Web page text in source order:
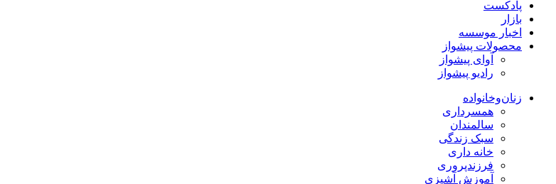
پادکست
بازار
اخبار موسسه
محصولات پیشواز
آوای پیشواز
رادیو پیشواز
زنان‌وخانواده
همسرداری
سالمندان
سبک زندگی
خانه داری
فرزندپروری
آموزش آشپزی